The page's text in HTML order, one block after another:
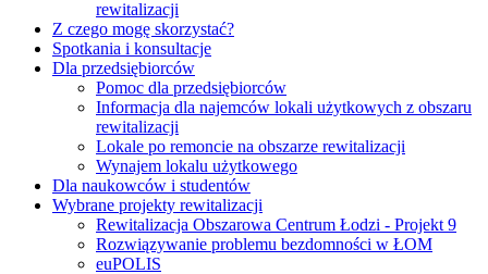
rewitalizacji
Z czego mogę skorzystać?
Spotkania i konsultacje
Dla przedsiębiorców
Pomoc dla przedsiębiorców
Informacja dla najemców lokali użytkowych z obszaru
rewitalizacji
Lokale po remoncie na obszarze rewitalizacji
Wynajem lokalu użytkowego
Dla naukowców i studentów
Wybrane projekty rewitalizacji
Rewitalizacja Obszarowa Centrum Łodzi - Projekt 9
Rozwiązywanie problemu bezdomności w ŁOM
euPOLIS